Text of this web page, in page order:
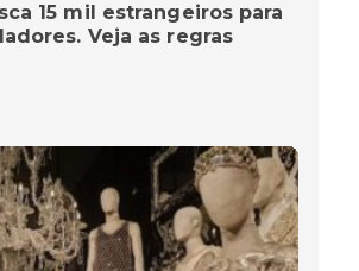
15 mil estrangeiros para
Veja as regras